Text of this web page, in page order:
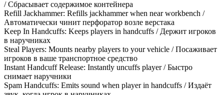
/ Сбрасывает содержимое контейнера
Refill Jackhammer: Refills jackhammer when near workbench /
Автоматически чинит перфоратор возле верстака
Keep In Handcuffs: Keeps players in handcuffs / Держит игроков
в наручниках
Steal Players: Mounts nearby players to your vehicle / Посаживает
игроков в ваше транспортное средство
Instant Handcuff Release: Instantly uncuffs player / Быстро
снимает наручники
Spam Handcuffs: Emits sound when player in handcuffs / Издаёт